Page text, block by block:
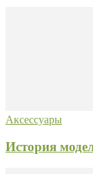
Аксессуары
История